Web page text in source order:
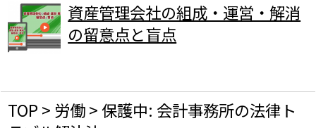
資産管理会社の組成・運営・解消
の留意点と盲点
TOP > 労働>保護中: 会計事務所の法律ト